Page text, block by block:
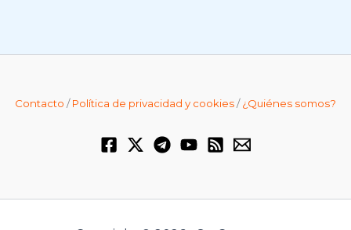
Contacto /Política de privacidad y cookies/¿Quiénes somos?